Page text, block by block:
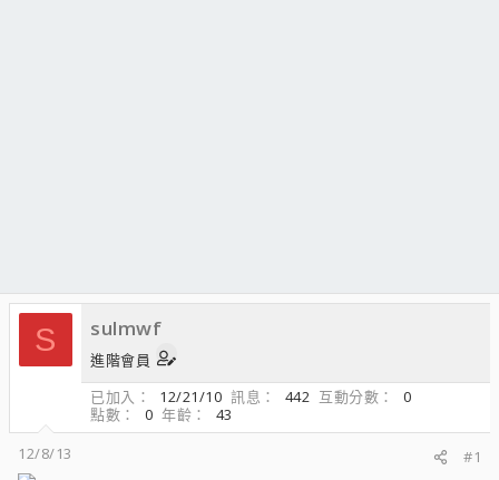
S sulmwf
進階會員
已加入
12/21/10 訊息 442 互動分數
0
點數
0 年齡
43
12/8/13
#1